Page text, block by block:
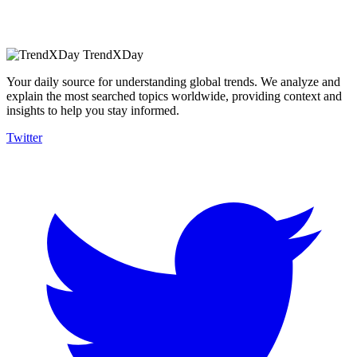
TrendXDay
Your daily source for understanding global trends. We analyze and
explain the most searched topics worldwide, providing context and
insights to help you stay informed.
Twitter